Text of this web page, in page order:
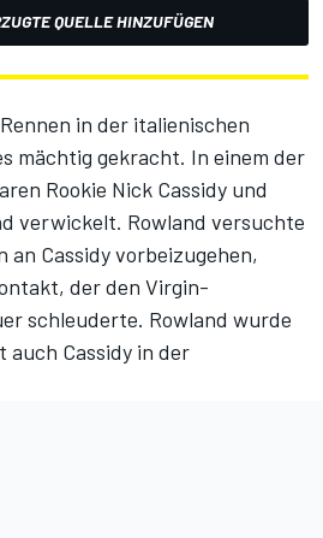
QUELLE HINZUFÜGEN
in der italienischen
mächtig gekracht. In einem der
Rookie Nick Cassidy und
verwickelt. Rowland versuchte
an Cassidy vorbeizugehen,
der den Virgin-
schleuderte. Rowland wurde
Cassidy in der